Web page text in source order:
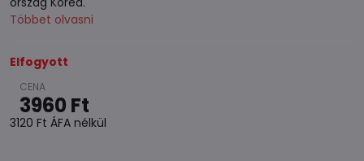
Többet olvasni
Elfogyott
3960 Ft
3120 Ft ÁFA nélkül